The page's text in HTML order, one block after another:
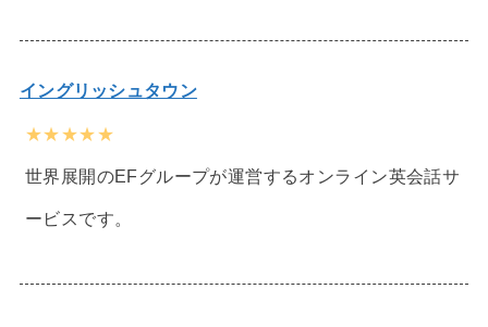
イングリッシュタウン
★★★★★
世界展開のEFグループが運営するオンライン英会話サ
ービスです。